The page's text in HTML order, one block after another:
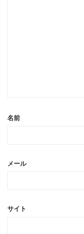
名前
メール
サイト